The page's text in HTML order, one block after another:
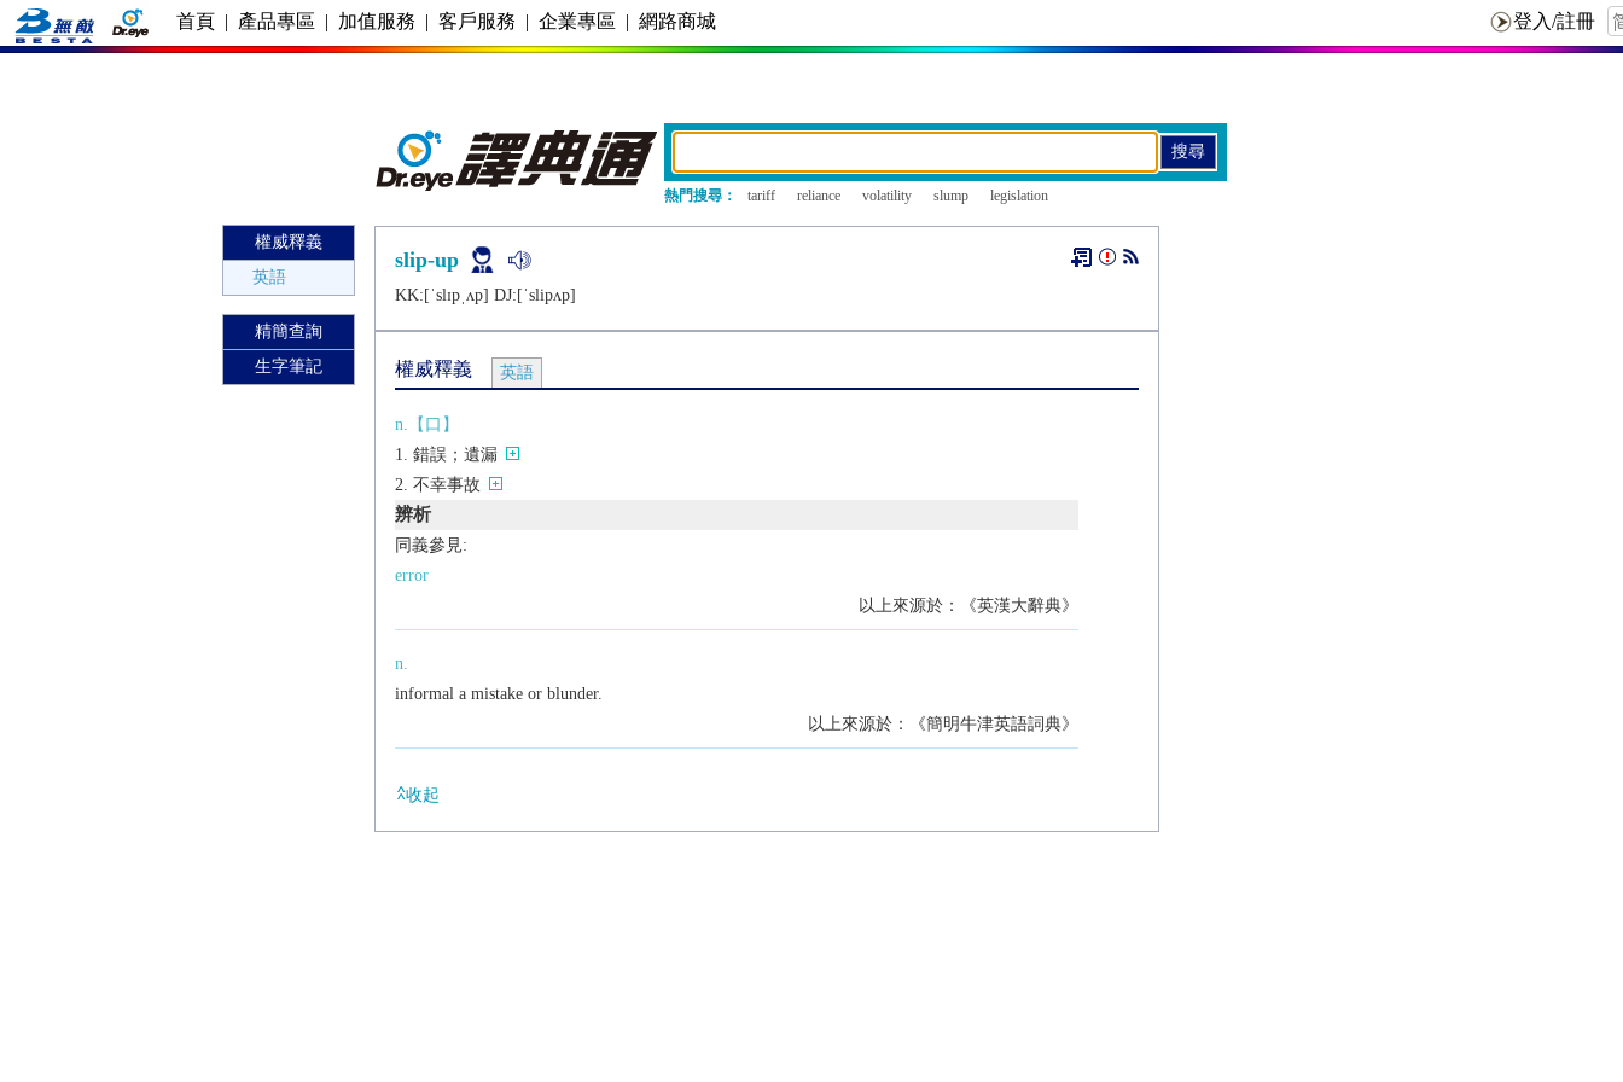
首頁 | 產品專區 | 加值服務 | 客戶服務 | 企業專區 | 網路商城
熱門搜尋： tariff reliance volatility slump legislation
權威釋義
英語
精簡查詢
生字筆記
slip-up
KK:[ˈslɪpˌʌp] DJ:[ˈslipʌp]
權威釋義 英語
n.【口】
錯誤；遺漏
不幸事故
辨析
同義參見:
error
以上來源於：《英漢大辭典》
n.
informal a mistake or blunder.
以上來源於：《簡明牛津英語詞典》
收起